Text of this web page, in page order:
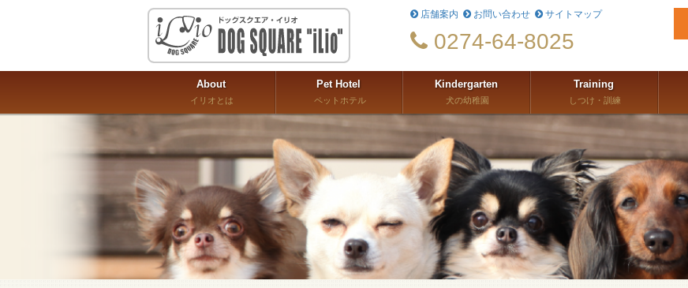
店舗案内 お問い合わせ サイトマップ
0274-64-8025
About
イリオとは
Pet Hotel
ペットホテル
Kindergarten
犬の幼稚園
Training
しつけ・訓練